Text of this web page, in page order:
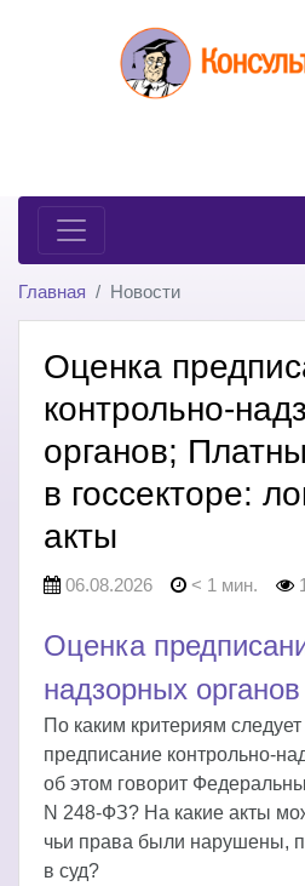
Главная Новости
Оценка
контрольно-
органов;
в госсекторе:
акты
06.08.2026 < 1 мин.
Оценка
надзорных органов
По каким критериям
предписание контрольно-
об этом говорит
N 248-ФЗ? На какие акты
чьи права были нарушены,
в суд?